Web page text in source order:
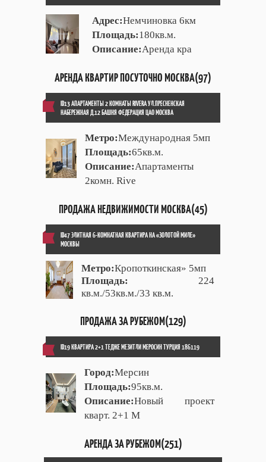
Адрес:Немчиновка 6км
Площадь:180кв.м.
Описание:Аренда кра
АРЕНДА КВАРТИР ПОСУТОЧНО МОСКВА(97)
ID13 АПАРТАМЕНТЫ 2 КОМНАТЫ RIVERA УЛ.ПРЕСНЕНСКАЯ
НАБЕРЕЖНАЯ Д.12 БАШНЯ ФЕДЕРАЦИЯ ЦАО МОСКВА
Метро:Международная 5мп
Площадь:65кв.м.
Описание:Апартаменты
2комн. Rive
ПРОДАЖА НЕДВИЖИМОСТИ МОСКВА(45)
ID47 ЭЛИТНАЯ 6-КОМНАТНАЯ КВАРТИРА НА «ЗОЛОТОЙ МИЛЕ»
МОСКВЫ
Метро:Кропоткинская» 5мп
Площадь:
224
кв.м./53кв.м./33 кв.м.
ПРОДАЖА ЗА РУБЕЖОМ(129)
ID19 КВАРТИРА 2+1 ТЕДЖЕ МЕЗИТЛИ МЕРОСИН ТУРЦИЯ 186119
Город:Мерсин
Площадь:95кв.м.
Описание:Новый проект
кварт. 2+1 М
АРЕНДА ЗА РУБЕЖОМ(251)